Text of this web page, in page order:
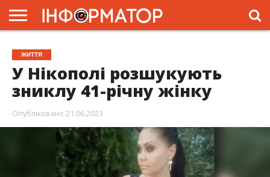
ГОЛОВНА
ЖИТТЯ
ВЛАДА
ГРОШІ
ТРЕШ
ПРЕС-
РЕЛІЗИ
РЕКЛАМА
ПРОЕКТИ
ЖИТТЯ
У Нікополі розшукують
зниклу 41-річну жінку
Опубліковано 21.06.2023